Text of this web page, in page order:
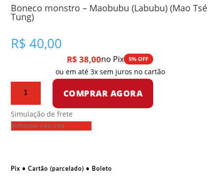
Boneco monstro – Maobubu (Labubu) (Mao Tsé
Tung)
R$ 40,00
R$ 38,00no Pix 5% OFF
ou em até 3x sem juros no cartão
Maobubu
(Labubu)
Tung)
COMPRAR AGORA
Simulação de frete
Pix • Cartão (parcelado) • Boleto